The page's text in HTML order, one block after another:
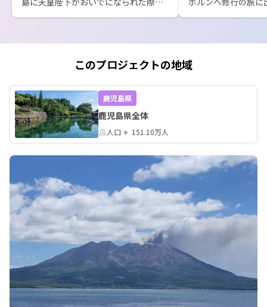
この方、鹿児島県の知識が広く深いと
いうことだけではなくて、お話しが面
白くてわかりやすいのです。皆様もき
っと楽しく聞くことができるかと思い
ます！
す！
このプロジェクトの地域
鹿児島県
鹿児島県全体
人口 151.10万人